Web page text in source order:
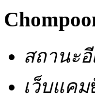
สถานะอี
เว็บแคม